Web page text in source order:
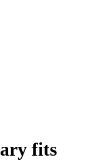
fits